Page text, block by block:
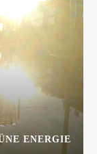
ENERGIE